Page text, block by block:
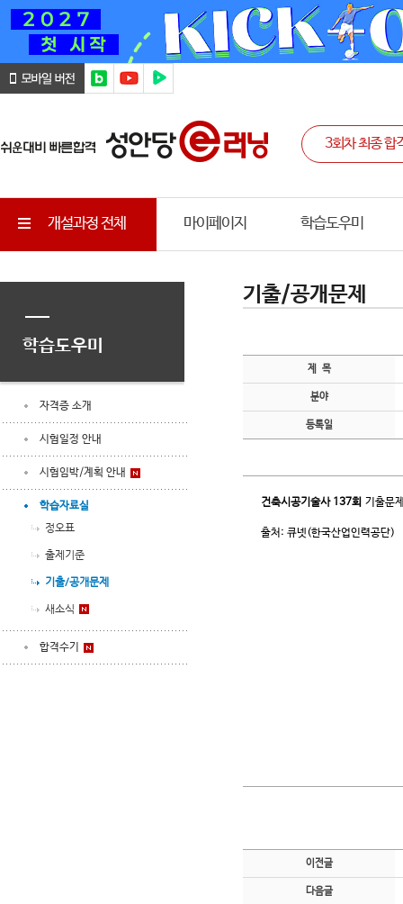
개설과정 전체 마이페이지 학습도우미
학습도우미
자격증 소개
시험일정 안내
시험임박/계획 안내
학습자료실
정오표
출제기준
기출/공개문제
새소식
합격수기
기출/공개문제
제 목
분야
등록일
건축시공기술사 137회 기출문
출처: 큐넷(한국산업인력공단)
이전글
다음글